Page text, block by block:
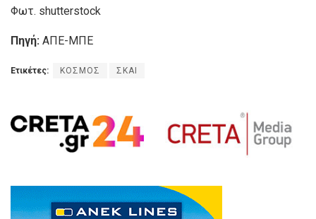
Φωτ. shutterstock
Πηγή: ΑΠΕ-ΜΠΕ
Ετικέτες: ΚΟΣΜΟΣ ΣΚΑΙ